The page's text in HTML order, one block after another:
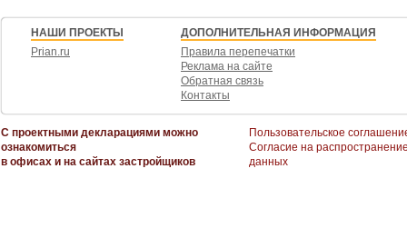
НАШИ ПРОЕКТЫ
Prian.ru
ДОПОЛНИТЕЛЬНАЯ ИНФОРМАЦИЯ
Правила перепечатки
Реклама на сайте
Обратная связь
Контакты
С проектными декларациями можно
ознакомиться
в офисах и на сайтах застройщиков
Пользовательское
Согласие на
данных